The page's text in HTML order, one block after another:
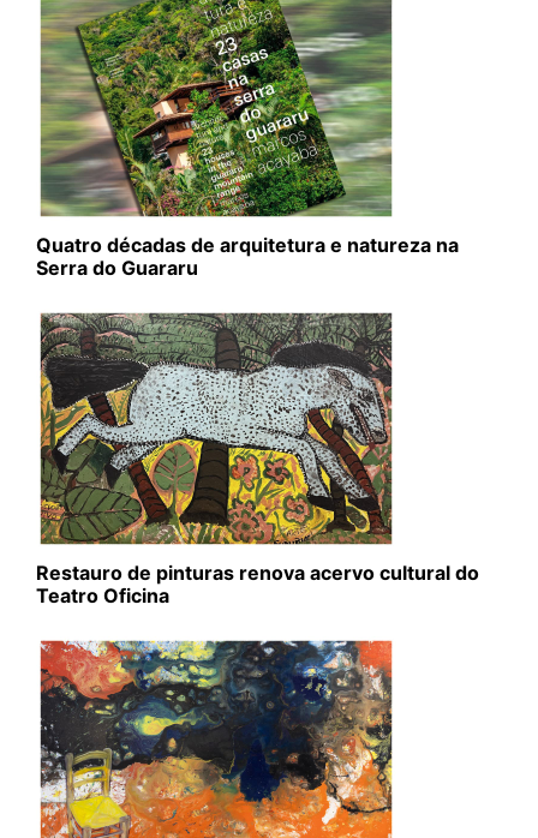
Quatro décadas de arquitetura e natureza na
Serra do Guararu
Restauro de pinturas renova acervo cultural do
Teatro Oficina